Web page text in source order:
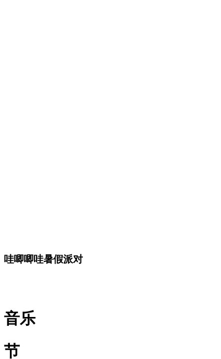
哇唧唧哇暑假派对
音乐
节